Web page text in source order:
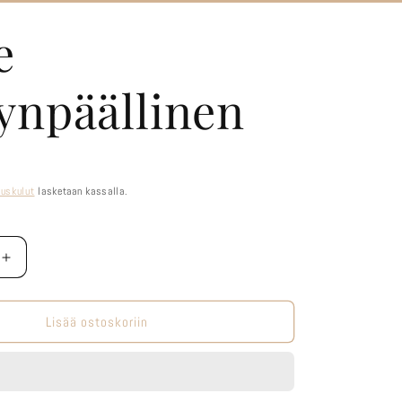
lasketaan kassalla.
Lisää
tuotteen
Beige
tyynynpäällinen
määrää
Lisää ostoskoriin